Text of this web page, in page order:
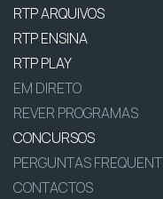
RTP ARQUIVOS
RTP ENSINA
RTP PLAY
EM DIRETO
REVER PROGRAMAS
CONCURSOS
PERGUNTAS
CONTACTOS